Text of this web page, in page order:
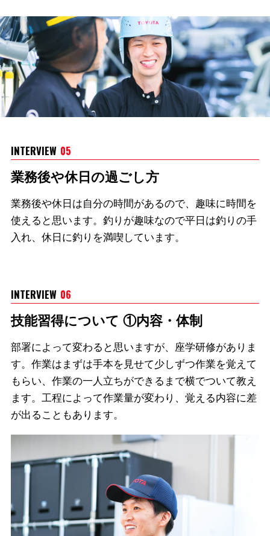
INTERVIEW 05
業務後や休日の過ごし方
業務後や休日は自分の時間があるので、趣味に時間を
使えると思います。釣りが趣味なので平日は釣りの手
入れ、休日に釣りを満喫しています。
INTERVIEW 06
技能習得について ①内容・体制
部署によって変わると思いますが、座学研修がありま
す。作業はまずは手本を見せて少しずつ作業を覚えて
もらい、作業の一人立ちができるまで横でついて教え
ます。工程によって作業量が変わり、覚える内容に差
が出ることもあります。